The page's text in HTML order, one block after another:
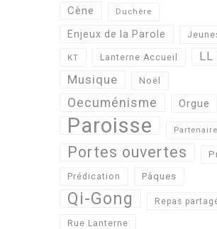
Cène Duchère
Enjeux de la Parole
KT Lanterne Accueil LL
Musique Noël
Oecuménisme Orgue
Paroisse
Portes ouvertes
Prédication Pâques
Qi-Gong Repas
Rue Lanterne